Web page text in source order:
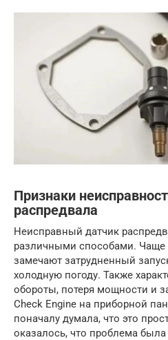
Признаки
распредвала
Неисправный датчик
различными способами. Чаще
замечают затрудненный
холодную погоду. Также
обороты, потеря мощности и
Check Engine на приборной
поначалу думала, что это
оказалось, что проблема